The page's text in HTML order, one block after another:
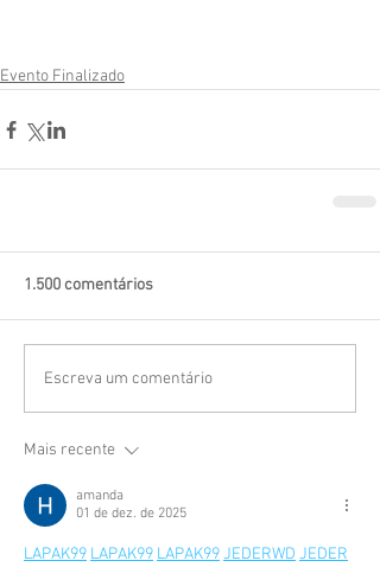
Evento Finalizado
1.500 comentários
Escreva um comentário
Mais recente
amanda
01 de dez. de 2025
LAPAK99 LAPAK99 LAPAK99JEDERWD JEDER